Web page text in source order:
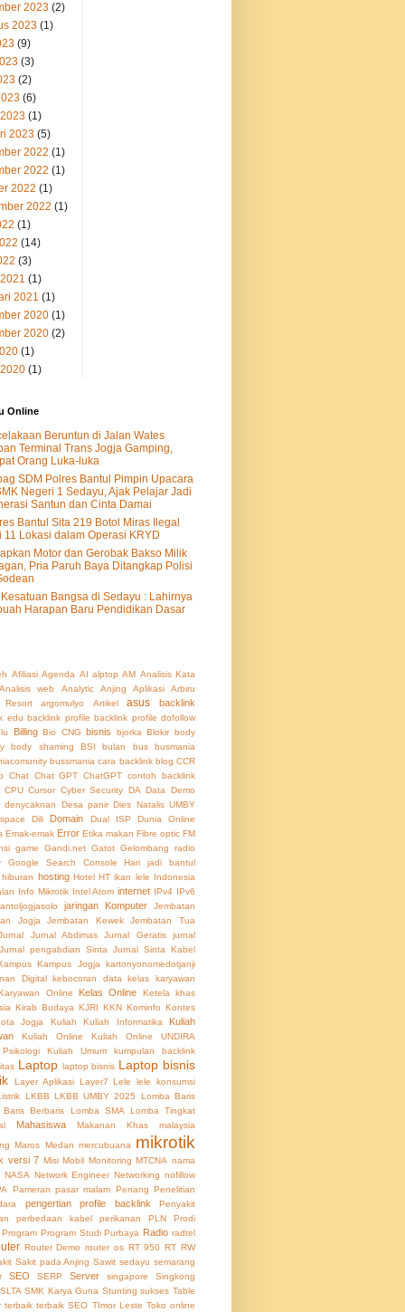
2023 (2)
2023 (1)
(9)
(3)
(2)
(6)
(1)
2023 (5)
2022 (1)
2022 (1)
2022 (1)
2022 (1)
(1)
(14)
(3)
(1)
2021 (1)
2020 (1)
2020 (2)
(1)
(1)
Online
Beruntun di Jalan Wates
Terminal Trans Jogja Gamping,
Orang Luka-luka
SDM Polres Bantul Pimpin Upacara
Negeri 1 Sedayu, Ajak Pelajar Jadi
Santun dan Cinta Damai
Bantul Sita 219 Botol Miras Ilegal
11 Lokasi dalam Operasi KRYD
Motor dan Gerobak Bakso Milik
Pria Paruh Baya Ditangkap Polisi
Bangsa di Sedayu : Lahirnya
Harapan Baru Pendidikan Dasar
Afiliasi Agenda AI alptop AM Analisis Kata
Analisis web
Analytic Anjing Aplikasi
Arbiru
argomulyo Artikel asus backlink
edu backlink profile backlink profile dofollow
Billing Bio CNG bisnis bjorka Blokir body
body shaming BSI bulan bus
busmania
bussmania cara backlink blog CCR
Chat Chat GPT ChatGPT contoh backlink
CPU Cursor Cyber Security DA Data
Demo
denycaknan
Desa panir Dies Natalis UMBY
Dili Domain Dual ISP
Dunia Online
Emak-emak Error Etika makan Fibre optic FM
game Gandi.net Gatot Gelombang radio
Google Search Console
Hari jadi bantul
hiburan hosting Hotel HT ikan lele Indonesia
Info Mikrotik Intel Atom internet IPv4 IPv6
jaringan Komputer
Jembatan
Jogja
Jembatan Kewek
Jembatan Tua
Jurnal Abdimas Jurnal Geratis
jurnal
Jurnal pengabdian Sinta
Jurnal Sinta
Kabel
Kampus Jogja
kartonyonomedotjanji
Digital
kebocoran data
kelas karyawan
Online
Kelas Online Ketela
khas
Kirab Budaya KJRI KKN Kominfo Kontes
Jogja
Kuliah Kuliah Informatika
Kuliah
Kuliah Online
Kuliah Online UNDIRA
Kuliah Umum
kumpulan backlink
Laptop laptop bisnis Laptop bisnis
Layer Aplikasi Layer7 Lele
lele konsumsi
LKBB LKBB UMBY 2025
Lomba Baris
Baris Berbaris
Lomba SMA
Lomba Tingkat
Mahasiswa Makanan Khas
malaysia
Maros Medan mercubuana mikrotik
versi 7 Misi Mobil Monitoring MTCNA nama
NASA Network Engineer Networking nofillow
Pameran pasar malam Penang Penelitian
pengertian profile backlink
Penyakit
perbedaan kabel perikanan PLN
Prodi
Program Program Studi Purbaya Radio radtel
Router Demo router os RT 950 RT RW
Sakit pada Anjing Sawit sedayu semarang
SEO SERP Server singapore
Singkong
SLTA SMK Karya Guna Stunting sukses Table
terbaik terbaik SEO TImor Leste Toko online